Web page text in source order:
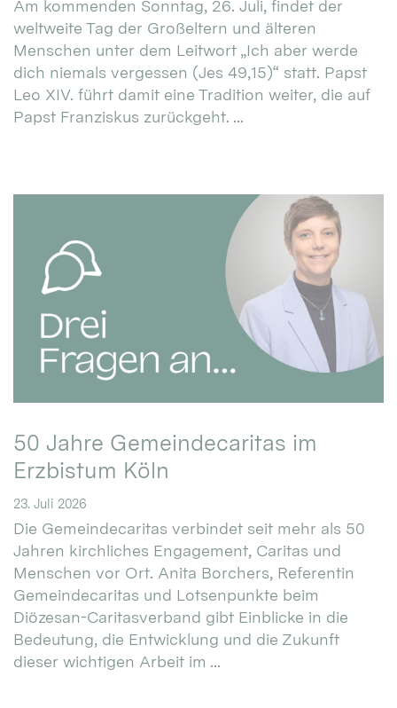
Am kommenden Sonntag, 26. Juli, findet der
weltweite Tag der Großeltern und älteren
Menschen unter dem Leitwort „Ich aber werde
dich niemals vergessen (Jes 49,15)“ statt. Papst
Leo XIV. führt damit eine Tradition weiter, die auf
Papst Franziskus zurückgeht. ...
50 Jahre Gemeindecaritas im
Erzbistum Köln
23. Juli 2026
Die Gemeindecaritas verbindet seit mehr als 50
Jahren kirchliches Engagement, Caritas und
Menschen vor Ort. Anita Borchers, Referentin
Gemeindecaritas und Lotsenpunkte beim
Diözesan-Caritasverband gibt Einblicke in die
Bedeutung, die Entwicklung und die Zukunft
dieser wichtigen Arbeit im ...